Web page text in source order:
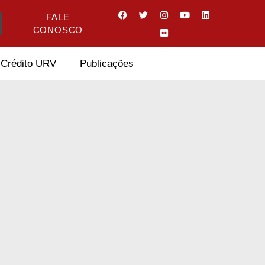
FALE
CONOSCO
Crédito URV Publicações